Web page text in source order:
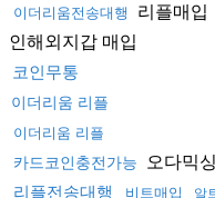
이더리움전송대행 리플매입
인해외지갑 매입
코인무통
이더리움 리플
이더리움 리플
카드코인충전가능 오다믹싱
리플전송대행 비트매입 알